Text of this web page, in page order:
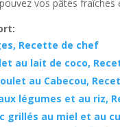
vos pâtes fraîches
Recette de chef
au lait de coco,
au Cabecou,
légumes et au riz,
grillés au miel et au